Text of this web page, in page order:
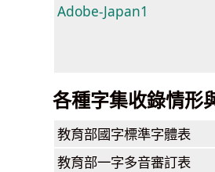
Adobe-Japan1
各種字集收錄情形
教育部國字標準字體表
教育部一字多音審訂表